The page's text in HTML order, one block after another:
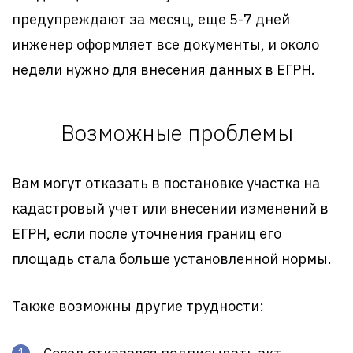
предупреждают за месяц, еще 5-7 дней
инженер оформляет все документы, и около
недели нужно для внесения данных в ЕГРН.
Возможные проблемы
Вам могут отказать в постановке участка на
кадастровый учет или внесении изменений в
ЕГРН, если после уточнения границ его
площадь стала больше установленной нормы.
Также возможны другие трудности: